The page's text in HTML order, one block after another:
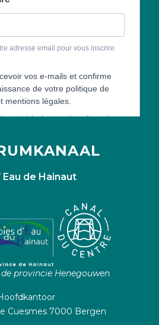
Eau de Hainaut
provincie Henegouwen
Cuesmes 7000 Bergen